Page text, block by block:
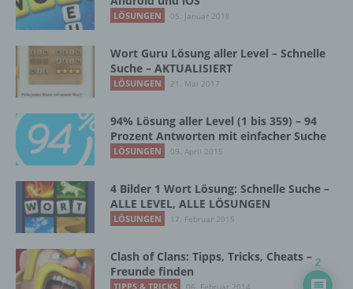
LÖSUNGEN 05. Januar 2018
Wort Guru Lösung aller Level – Schnelle
Suche – AKTUALISIERT
LÖSUNGEN 21. Mai 2017
94% Lösung aller Level (1 bis 359) – 94
Prozent Antworten mit einfacher Suche
LÖSUNGEN 09. April 2015
4 Bilder 1 Wort Lösung: Schnelle Suche –
ALLE LEVEL, ALLE LÖSUNGEN
LÖSUNGEN 17. Februar 2015
Clash of Clans: Tipps, Tricks, Cheats –
Freunde finden
TIPPS & TRICKS 06. Februar 2014
2
Person, Behörde, Einrichtung oder andere
Stelle außer der betroffenen Person, dem
und den Personen, die unter der
unmittelbaren Verantwortung des
Verantwortlichen oder des
personenbezogenen Daten zu verarbeiten.
Einwilligung ist jede von der betroffenen
Person freiwillig für den bestimmten Fall in
abgegebene Willensbekundung in Form
einer Erklärung oder einer sonstigen